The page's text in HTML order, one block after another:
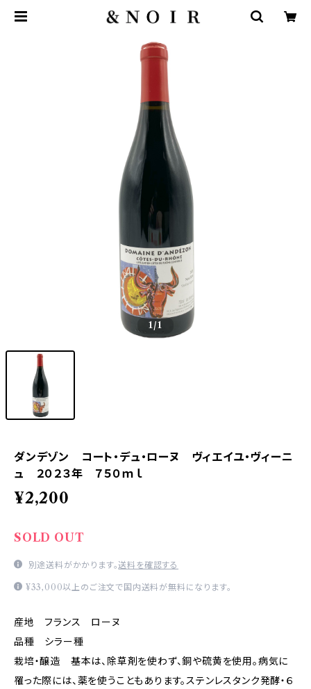
1/1
ダンデゾン コート・デュ・ローヌ ヴィエイユ・ヴィーニ
ュ ２０２３年 ７５０ｍｌ
¥2,200
SOLD OUT
別途送料がかかります。送料を確認する
¥33,000以上のご注文で国内送料が無料になります。
産地 フランス ローヌ
品種 シラー種
栽培・醸造 基本は、除草剤を使わず、銅や硫黄を使用。病気に
罹った際には、薬を使うこともあります。ステンレスタンク発酵・６